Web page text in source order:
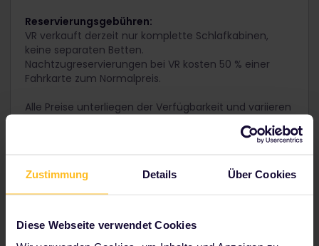
Zustimmung Details Über Cookies
Diese Webseite verwendet Cookies
Reservierungsgebühren:
VR verkauft derzeit nur komplette Schlafkabinen,
keine separaten Betten.
Nachtzugreservierungen bei VR kosten 50 % einer
Fahrkarte zum Normalpreis.
Alle Preise unterliegen der Verfügbarkeit und variieren
Deluxe Schlafkabine für zwei Personen mit eigenem
Bad: 39 € – 160 €